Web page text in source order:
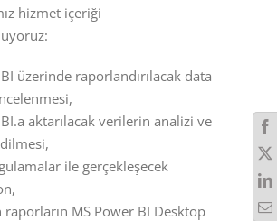
hizmet içeriği
üzerinde raporlandırılacak data
aktarılacak verilerin analizi ve
ile gerçekleşecek
raporların MS Power BI Desktop